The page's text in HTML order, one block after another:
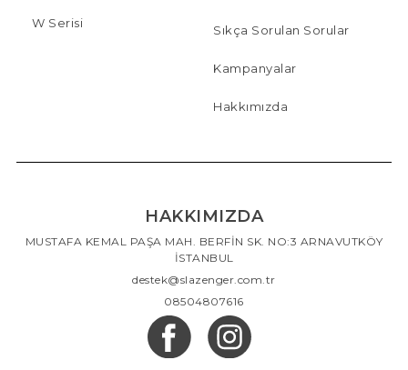
W Serisi Sıkça Sorulan Sorular
Kampanyalar
Hakkımızda
HAKKIMIZDA
MUSTAFA KEMAL PAŞA MAH. BERFİN SK. NO:3 ARNAVUTKÖY
İSTANBUL
destek@slazenger.com.tr
08504807616